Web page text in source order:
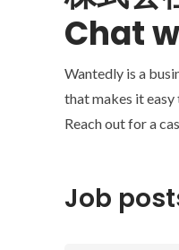
Chat
Wantedly is a
that makes it
Reach out for a
Job